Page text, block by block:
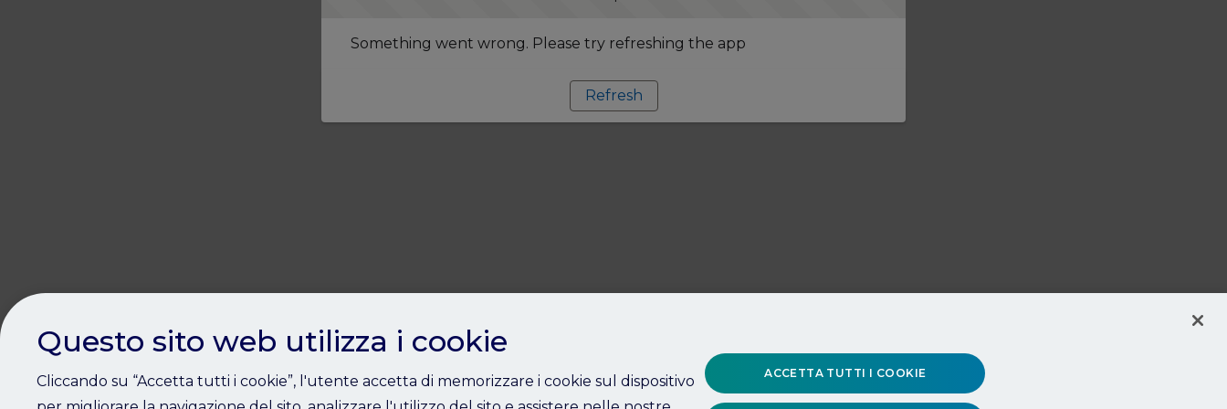
Something went wrong. Please try refreshing the app
Refresh
Questo sito web utilizza i cookie
Cliccando su “Accetta tutti i cookie”, l'utente accetta di memorizzare i cookie sul dispositivo
ACCETTA TUTTI I COOKIE